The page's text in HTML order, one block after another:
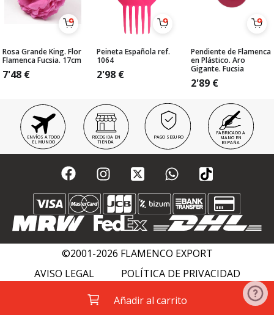
Añadir al carrito
Rosa Grande King. Flor
Flamenca Fucsia. 17cm
7'48 €
Peineta Española ref.
1064
2'98 €
Pendiente de Flamenca
en Plástico. Aro
Gigante. Fucsia
2'89 €
ENVÍOS A TODO
EL MUNDO
RECOGIDA EN
TIENDA
PAGO SEGURO
FABRICADO A
MANO EN
ESPAÑA
©2001-2026 FLAMENCO EXPORT
AVISO LEGAL
POLÍTICA DE PRIVACIDAD
POLÍTICA DE COOKIES
FLAMENCO WIKI